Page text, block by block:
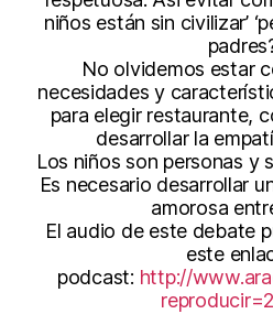
niños están sin civilizar’
No olvidemos estar
necesidades y
para elegir restaurante,
desarrollar la
Los niños son personas y
Es necesario desarrollar
amorosa
El audio de este debate
este
podcast: http://